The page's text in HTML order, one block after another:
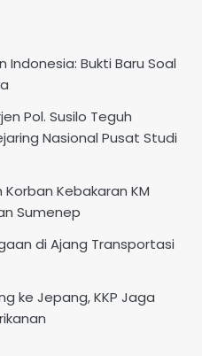
Indonesia: Bukti Baru Soal
Pol. Susilo Teguh
Nasional Pusat Studi
Kebakaran KM
Sumenep
di Ajang Transportasi
ke Jepang, KKP Jaga